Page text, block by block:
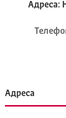
Адреса:
Адреса